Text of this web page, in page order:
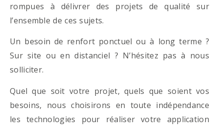
rompues à délivrer des projets de qualité sur
l’ensemble de ces sujets.
Un besoin de renfort ponctuel ou à long terme ?
Sur site ou en distanciel ? N’hésitez pas à nous
solliciter.
Quel que soit votre projet, quels que soient vos
besoins, nous choisirons en toute indépendance
les technologies pour réaliser votre application